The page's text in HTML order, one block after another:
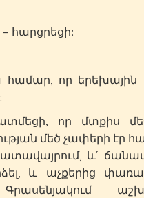
– հարցրեցի:
համար, որ երեխային
որ մտքիս
մեծ չափերի էր
և՛
և աչքերից